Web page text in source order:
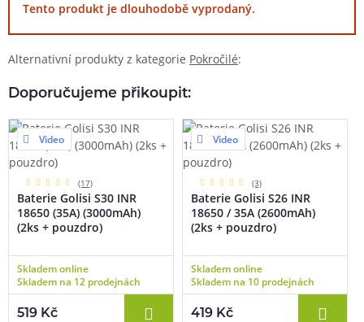
Tento produkt je dlouhodobě vyprodaný.
Alternativní produkty z kategorie Pokročilé:
Doporučujeme přikoupit:
Video
(17)
Baterie Golisi S30 INR
18650 (35A) (3000mAh)
(2ks + pouzdro)
Skladem online
Skladem na 12 prodejnách
519 Kč
Video
(3)
Baterie Golisi S26 INR
18650 / 35A (2600mAh)
(2ks + pouzdro)
Skladem online
Skladem na 10 prodejnách
419 Kč